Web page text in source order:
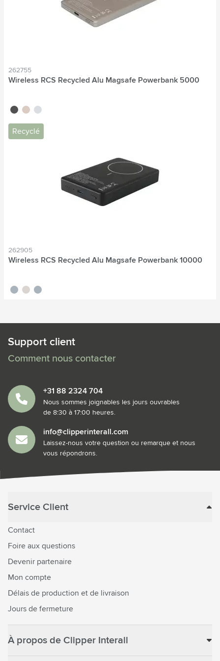
262755
Wireless RCS Recycled Alu Magsafe Powerbank 5000
noir titanebleu nordique
Recyclé
262905
Wireless RCS Recycled Alu Magsafe Powerbank 10000
noir titanebleu nordique
Support client
Comment nous contacter
+31 88 2324 704
Nous sommes joignables les jours ouvrables
de 8:30 à 17:00 heures.
info@clipperinterall.com
Laissez-nous votre question ou remarque et nous
vous répondrons.
Service Client
Contact
Foire aux questions
Devenir partenaire
Mon compte
Délais de production et de livraison
Jours de fermeture
À propos de Clipper Interall